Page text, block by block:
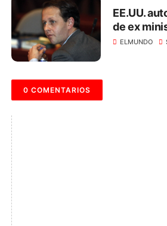
EE.UU.
de ex
Andrés
ELMUNDO
0 COMENTARIOS